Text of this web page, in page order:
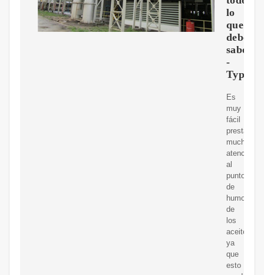
lo
que
debes
saber
-
Typhur
Es
muy
fácil
prestar
mucha
atención
al
punto
de
humo
de
los
aceites,
ya
que
esto